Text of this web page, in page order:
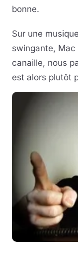
bonne.
Sur une
swingante,
canaille, nous
est alors plutôt